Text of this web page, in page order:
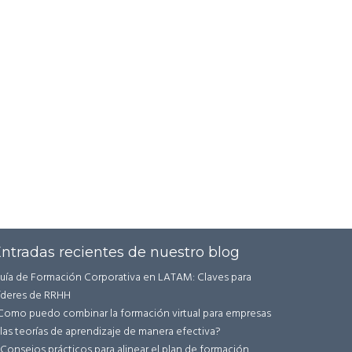
recientes de nuestro blog
de Formación Corporativa en LATAM: Claves para
de RRHH
puedo combinar la formación virtual para empresas
teorías de aprendizaje de manera efectiva?